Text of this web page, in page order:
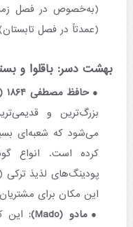
(به‌خصوص در فصل
(عمدتاً در فصل
بهشت دسر: باقلوا و
حافظ مصطفی ۱۸۶۴ (Hafız Mustafa 1864):
بزرگ‌ترین و
می‌شود که شعبه‌ای
کرده است. انواع
پودینگ‌های لذیذ ترکی
این مکان برای
مادو (Mado):
این